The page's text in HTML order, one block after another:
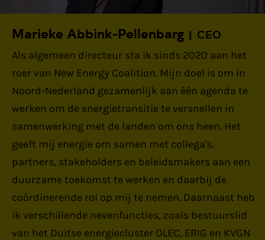
Marieke Abbink-Pellenbarg CEO
Als algemeen directeur sta ik sinds 2020 aan het
roer van New Energy Coalition. Mijn doel is om in
Noord-Nederland gezamenlijk aan één agenda te
werken om de energietransitie te versnellen in
samenwerking met de landen om ons heen. Het
geeft mij energie om samen met collega's,
partners, stakeholders en beleidsmakers aan een
duurzame toekomst te werken en daarbij de
coördinerende rol op mij te nemen. Daarnaast heb
ik verschillende nevenfuncties, zoals bestuurslid
van het Duitse energiecluster OLEC, ERIG en KVGN